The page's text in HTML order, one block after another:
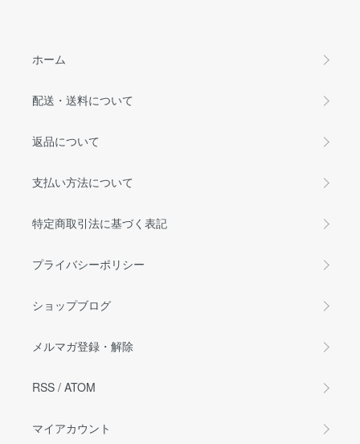
ホーム
配送・送料について
返品について
支払い方法について
特定商取引法に基づく表記
プライバシーポリシー
ショップブログ
メルマガ登録・解除
RSS / ATOM
マイアカウント